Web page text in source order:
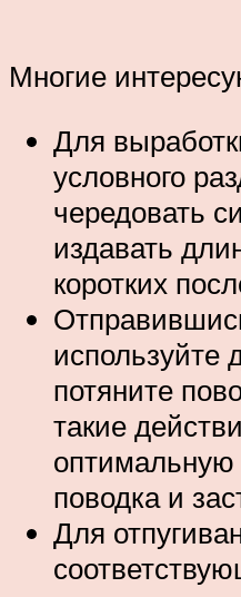
Многие
Для
условного
чередовать
издавать
коротких
используйте
потяните
такие
оптимальную
поводка и
Для